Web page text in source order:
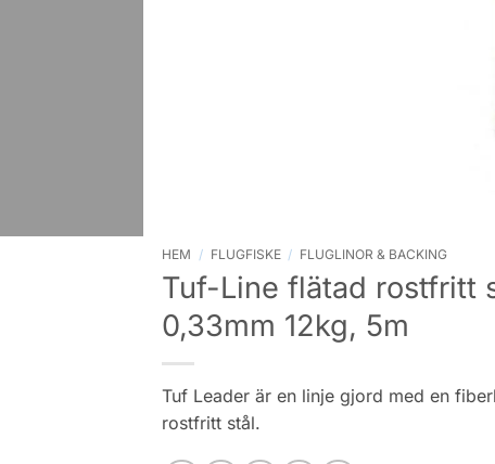
HEM / FLUGFISKE / FLUGLINOR & BACKING
Tuf-Line flätad rostfritt
0,33mm 12kg, 5m
Tuf Leader är en linje gjord med en
rostfritt stål.